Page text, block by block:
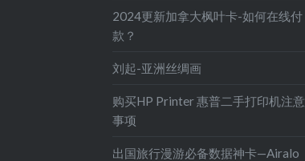
2024更新加拿大枫叶卡-如何在线付
款？
刘起-亚洲丝绸画
购买HP Printer 惠普二手打印机注意
事项
出国旅行漫游必备数据神卡—Airalo